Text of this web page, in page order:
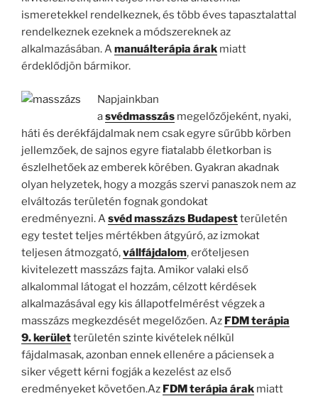
ismeretekkel rendelkeznek, és több éves tapasztalattal
rendelkeznek ezeknek a módszereknek az
alkalmazásában. Amanuálterápia árak miatt
érdeklődjön bármikor.
Napjainkban
asvédmasszásmegelőzőjeként, nyaki,
háti és derékfájdalmak nem csak egyre sűrűbb körben
jellemzőek, de sajnos egyre fiatalabb életkorban is
észlelhetőek az emberek körében. Gyakran akadnak
olyan helyzetek, hogy a mozgás szervi panaszok nem az
elváltozás területén fognak gondokat
eredményezni. Asvéd masszázs Budapestterületén
egy testet teljes mértékben átgyúró, az izmokat
teljesen átmozgató,vállfájdalom, erőteljesen
kivitelezett masszázs fajta. Amikor valaki első
alkalommal látogat el hozzám, célzott kérdések
alkalmazásával egy kis állapotfelmérést végzek a
masszázs megkezdését megelőzően. Az FDM terápia
9. kerületterületén szinte kivételek nélkül
fájdalmasak, azonban ennek ellenére a páciensek a
siker végett kérni fogják a kezelést az első
eredményeket követően.Az FDM terápia árak miatt